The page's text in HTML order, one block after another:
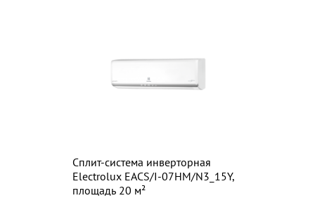
Сплит-система инверторная
Electrolux EACS/I-07HM/N3_15Y,
площадь 20 м²